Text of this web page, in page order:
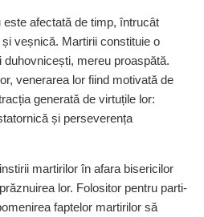
afectată de timp, întrucât
veșnică. Mar­tirii constituie o
mereu proaspătă.
venerarea lor fiind mo­tivată de
generată de virtuțile lor:
și perseverența
martirilor în afara bisericilor
lor. Folositor pentru par­ti­
faptelor martirilor să